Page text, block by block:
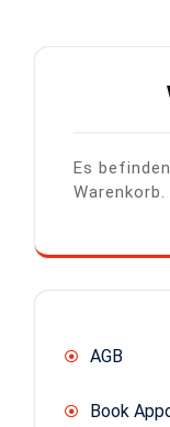
Es
Warenkorb.
AGB
Book